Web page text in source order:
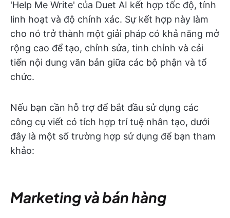
'Help Me Write' của Duet AI kết hợp tốc độ, tính
linh hoạt và độ chính xác. Sự kết hợp này làm
cho nó trở thành một giải pháp có khả năng mở
rộng cao để tạo, chỉnh sửa, tinh chỉnh và cải
tiến nội dung văn bản giữa các bộ phận và tổ
chức.
Nếu bạn cần hỗ trợ để bắt đầu sử dụng các
công cụ viết có tích hợp trí tuệ nhân tạo, dưới
đây là một số trường hợp sử dụng để bạn tham
khảo:
Marketing và bán hàng